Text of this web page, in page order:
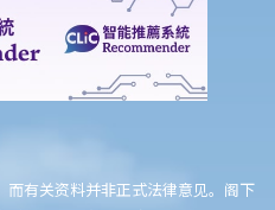
如果把CD光碟借给我的朋友，让
我要为侵犯版权负上责任吗？
全班同学，他有侵犯版权吗？他的
有关资料并非正式法律意见。阁下